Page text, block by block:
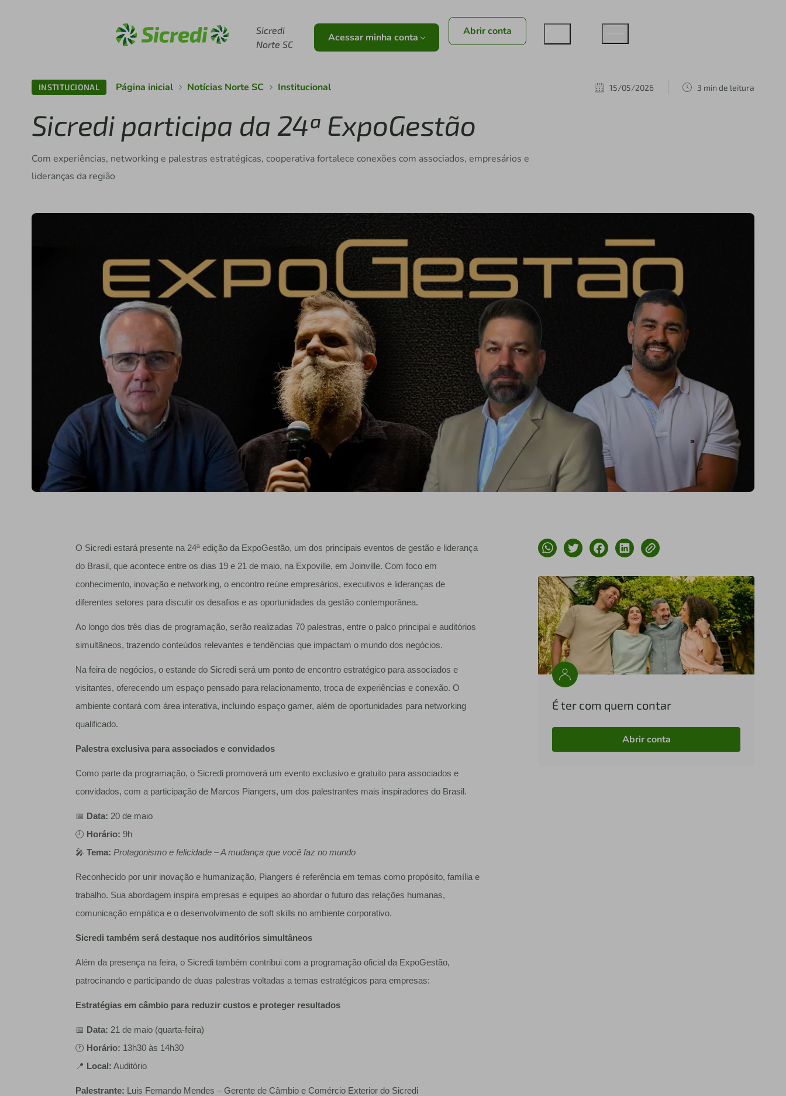
Sicredi
Norte SC
Acessar minha conta Abrir conta
INSTITUCIONAL Página inicial Notícias Norte SC Institucional 15/05/2026 3 min de leitura
Sicredi participa da 24ª ExpoGestão
Com experiências, networking e palestras estratégicas, cooperativa fortalece conexões com associados, empresários e
lideranças da região
O Sicredi estará presente na 24ª edição da ExpoGestão, um dos principais eventos de gestão e liderança
do Brasil, que acontece entre os dias 19 e 21 de maio, na Expoville, em Joinville. Com foco em
conhecimento, inovação e networking, o encontro reúne empresários, executivos e lideranças de
diferentes setores para discutir os desafios e as oportunidades da gestão contemporânea.
Ao longo dos três dias de programação, serão realizadas 70 palestras, entre o palco principal e auditórios
simultâneos, trazendo conteúdos relevantes e tendências que impactam o mundo dos negócios.
Na feira de negócios, o estande do Sicredi será um ponto de encontro estratégico para associados e
visitantes, oferecendo um espaço pensado para relacionamento, troca de experiências e conexão. O
ambiente contará com área interativa, incluindo espaço gamer, além de oportunidades para networking
qualificado.
Palestra exclusiva para associados e convidados
Como parte da programação, o Sicredi promoverá um evento exclusivo e gratuito para associados e
convidados, com a participação de Marcos Piangers, um dos palestrantes mais inspiradores do Brasil.
📅 Data: 20 de maio
🕘 Horário: 9h
🎤 Tema: Protagonismo e felicidade – A mudança que você faz no mundo
Reconhecido por unir inovação e humanização, Piangers é referência em temas como propósito, família e
trabalho. Sua abordagem inspira empresas e equipes ao abordar o futuro das relações humanas,
comunicação empática e o desenvolvimento de soft skills no ambiente corporativo.
Sicredi também será destaque nos auditórios simultâneos
Além da presença na feira, o Sicredi também contribui com a programação oficial da ExpoGestão,
patrocinando e participando de duas palestras voltadas a temas estratégicos para empresas:
Estratégias em câmbio para reduzir custos e proteger resultados
📅 Data: 21 de maio (quarta-feira)
🕐 Horário: 13h30 às 14h30
📍 Local: Auditório
Palestrante: Luis Fernando Mendes – Gerente de Câmbio e Comércio Exterior do Sicredi
É ter com quem contar
Abrir conta